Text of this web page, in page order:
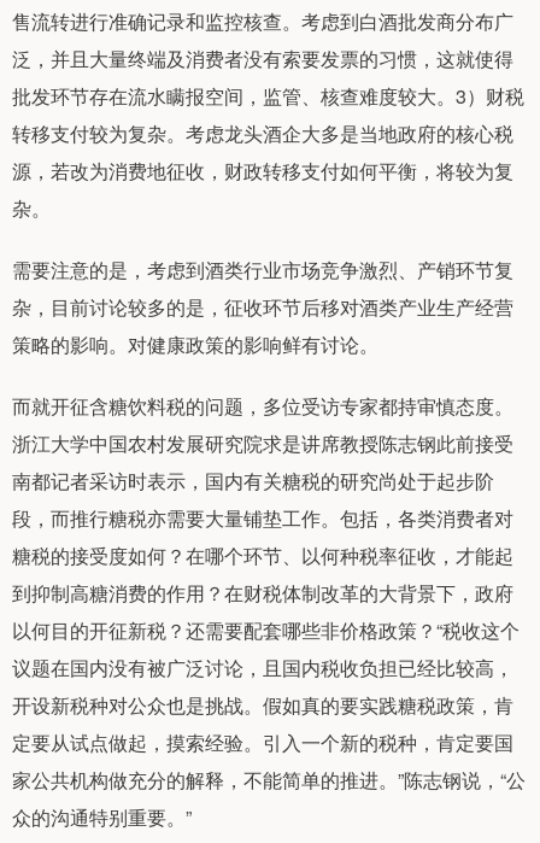
售流转进行准确记录和监控核查。考虑到白酒批发商分布广
泛，并且大量终端及消费者没有索要发票的习惯，这就使得
批发环节存在流水瞒报空间，监管、核查难度较大。3）财税
转移支付较为复杂。考虑龙头酒企大多是当地政府的核心税
源，若改为消费地征收，财政转移支付如何平衡，将较为复
杂。
需要注意的是，考虑到酒类行业市场竞争激烈、产销环节复
杂，目前讨论较多的是，征收环节后移对酒类产业生产经营
策略的影响。对健康政策的影响鲜有讨论。
而就开征含糖饮料税的问题，多位受访专家都持审慎态度。
浙江大学中国农村发展研究院求是讲席教授陈志钢此前接受
南都记者采访时表示，国内有关糖税的研究尚处于起步阶
段，而推行糖税亦需要大量铺垫工作。包括，各类消费者对
糖税的接受度如何？在哪个环节、以何种税率征收，才能起
到抑制高糖消费的作用？在财税体制改革的大背景下，政府
以何目的开征新税？还需要配套哪些非价格政策？“税收这个
议题在国内没有被广泛讨论，且国内税收负担已经比较高，
开设新税种对公众也是挑战。假如真的要实践糖税政策，肯
定要从试点做起，摸索经验。引入一个新的税种，肯定要国
家公共机构做充分的解释，不能简单的推进。”陈志钢说，“公
众的沟通特别重要。”